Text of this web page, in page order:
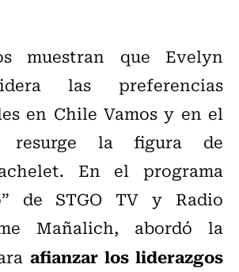
muestran que Evelyn
las preferencias
en Chile Vamos y en el
resurge la figura de
En el programa
de STGO TV y Radio
Mañalich, abordó la
afianzar los liderazgos